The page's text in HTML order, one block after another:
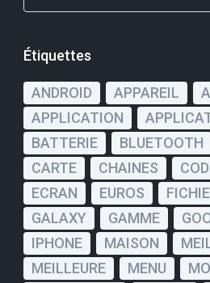
Étiquettes
ANDROID APPAREIL
APPLICATION
BATTERIE
BLUETOOTH
CARTE
CHAINES
ECRAN
EUROS
GALAXY
GAMME
IPHONE
MAISON
MEILLEURE
MENU